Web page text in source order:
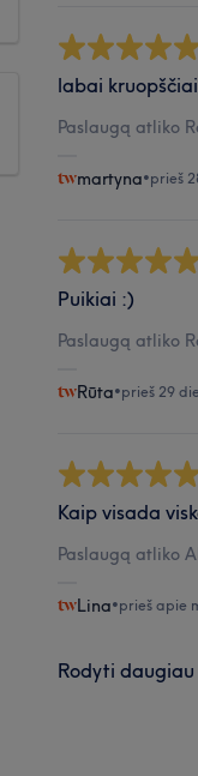
labai
Paslaugą atliko
martyna•prieš
Puikiai :)
Paslaugą atliko
Rūta•prieš 29
Kaip visada
Paslaugą atliko
Lina•prieš apie
Rodyti